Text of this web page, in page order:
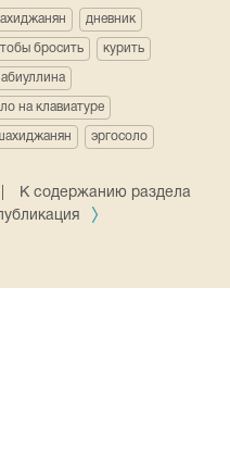
дневник
бросить курить
на клавиатуре
эргосоло
К содержанию раздела